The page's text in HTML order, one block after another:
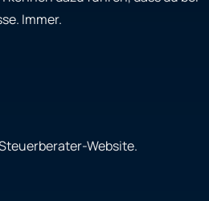
Immer.
Website.